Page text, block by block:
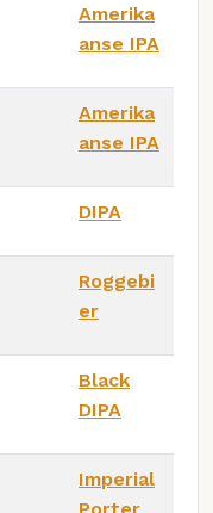
Amerika
anse IPA
Amerika
anse IPA
DIPA
Roggebi
er
Black
DIPA
Imperial
Porter